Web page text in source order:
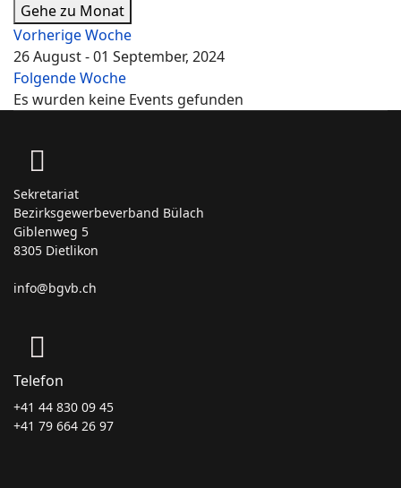
Gehe zu Monat
Vorherige Woche
26 August - 01 September, 2024
Folgende Woche
Es wurden keine Events gefunden
Sekretariat
Bezirksgewerbeverband Bülach
Giblenweg 5
8305 Dietlikon
info@bgvb.ch
Telefon
+41 44 830 09 45
+41 79 664 26 97